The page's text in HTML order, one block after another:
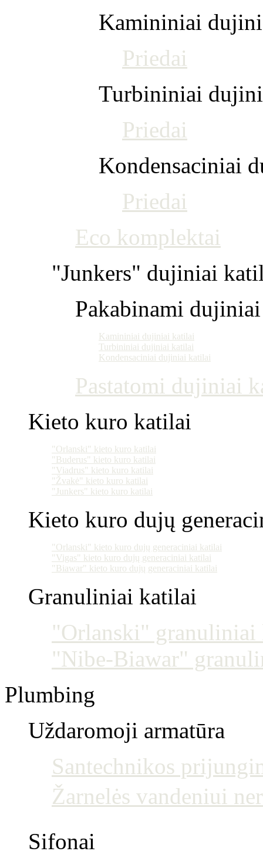
Kamininiai
Priedai
Turbininiai
Priedai
Kondensaciniai
Priedai
Eco komplektai
"Junkers" dujiniai
Pakabinami
Kamininiai dujiniai katilai
Turbininiai dujiniai katilai
Kondensaciniai dujiniai katilai
Pastatomi dujiniai
Kieto kuro katilai
"Orlanski" kieto kuro katilai
"Buderus" kieto kuro katilai
"Viadrus" kieto kuro katilai
"Žvakė" kieto kuro katilai
"Junkers" kieto kuro katilai
Kieto kuro dujų
"Orlanski" kieto kuro dujų generaciniai katilai
"Vigas" kieto kuro dujų generaciniai katilai
"Biawar" kieto kuro dujų generaciniai katilai
Granuliniai katilai
"Orlanski" granuliniai
"Nibe-Biawar"
Plumbing
Uždaromoji armatūra
Santechnikos
Žarnelės vandeniui
Sifonai